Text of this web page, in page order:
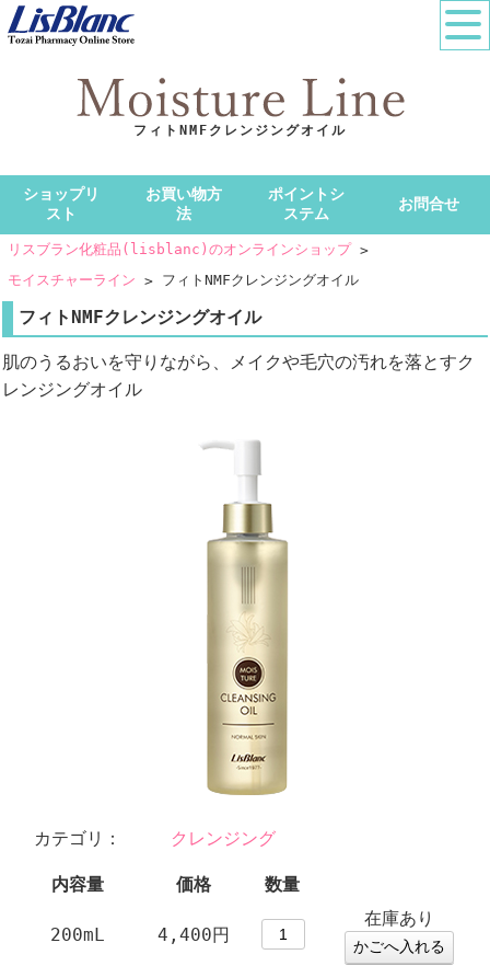
フィトNMFクレンジングオイル
ショップリ
スト
お買い物方
法
ポイントシ
ステム
お問合せ
リスブラン化粧品(lisblanc)のオンラインショップ
モイスチャーライン
フィトNMFクレンジングオイル
フィトNMFクレンジングオイル
肌のうるおいを守りながら、メイクや毛穴の汚れを落とすク
レンジングオイル
カテゴリ： クレンジング
内容量 価格 数量
200mL 4,400円
在庫あり